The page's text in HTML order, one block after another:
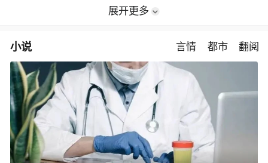
展开更多
小说 言情 都市 翻阅